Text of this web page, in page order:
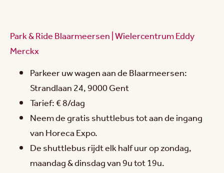
Park & Ride Blaarmeersen | Wielercentrum Eddy
Merckx
Parkeer uw wagen aan de Blaarmeersen:
Strandlaan 24, 9000 Gent
Tarief: € 8/dag
Neem de gratis shuttlebus tot aan de ingang
van Horeca Expo.
De shuttlebus rijdt elk half uur op zondag,
maandag & dinsdag van 9u tot 19u.